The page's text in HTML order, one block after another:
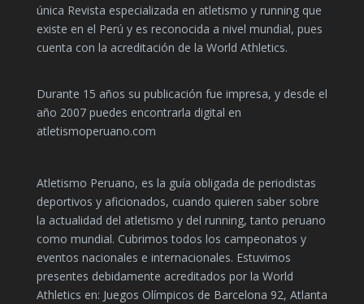
única Revista especializada en atletismo y running que
existe en el Perú y es reconocida a nivel mundial, pues
cuenta con la acreditación de la World Athletics.
Durante 15 años su publicación fue impresa, y desde el
año 2007 puedes encontrarla digital en
atletismoperuano.com
Atletismo Peruano, es la guía obligada de periodistas
deportivos y aficionados, cuando quieren saber sobre
la actualidad del atletismo y del running, tanto peruano
como mundial. Cubrimos todos los campeonatos y
eventos nacionales e internacionales. Estuvimos
presentes debidamente acreditados por la World
Athletics en: Juegos Olímpicos de Barcelona 92, Atlanta